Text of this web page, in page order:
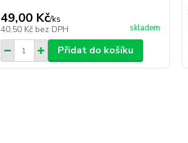
49,00 Kč/ks
40,50 Kč bez DPH skladem
Přidat do košíku